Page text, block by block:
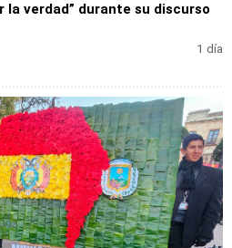
la verdad” durante su discurso
1 día